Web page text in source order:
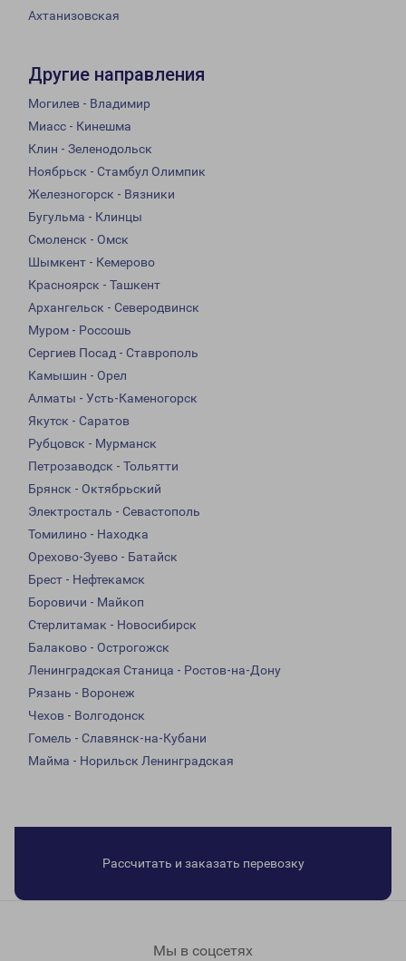
Ахтанизовская
Другие направления
Могилев - Владимир
Миасс - Кинешма
Клин - Зеленодольск
Ноябрьск - Стамбул Олимпик
Железногорск - Вязники
Бугульма - Клинцы
Смоленск - Омск
Шымкент - Кемерово
Красноярск - Ташкент
Архангельск - Северодвинск
Муром - Россошь
Сергиев Посад - Ставрополь
Камышин - Орел
Алматы - Усть-Каменогорск
Якутск - Саратов
Рубцовск - Мурманск
Петрозаводск - Тольятти
Брянск - Октябрьский
Электросталь - Севастополь
Томилино - Находка
Орехово-Зуево - Батайск
Брест - Нефтекамск
Боровичи - Майкоп
Стерлитамак - Новосибирск
Балаково - Острогожск
Ленинградская Станица - Ростов-на-Дону
Рязань - Воронеж
Чехов - Волгодонск
Гомель - Славянск-на-Кубани
Майма - Норильск Ленинградская
Рассчитать и заказать перевозку
Мы в соцсетях